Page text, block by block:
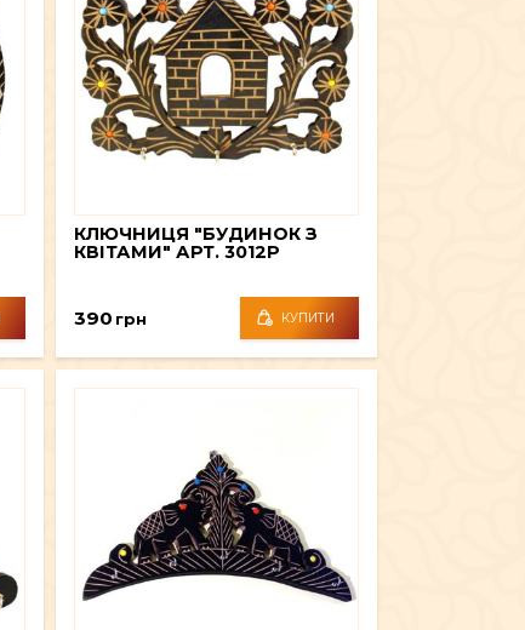
КЛЮЧНИЦЯ "БУДИНОК З
КВІТАМИ" АРТ. 3012P
390 грн КУПИТИ